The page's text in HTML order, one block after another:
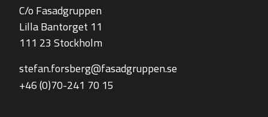
C/o Fasadgruppen
Lilla Bantorget 11
111 23 Stockholm
stefan.forsberg@fasadgruppen.se
+46 (0)70-241 70 15